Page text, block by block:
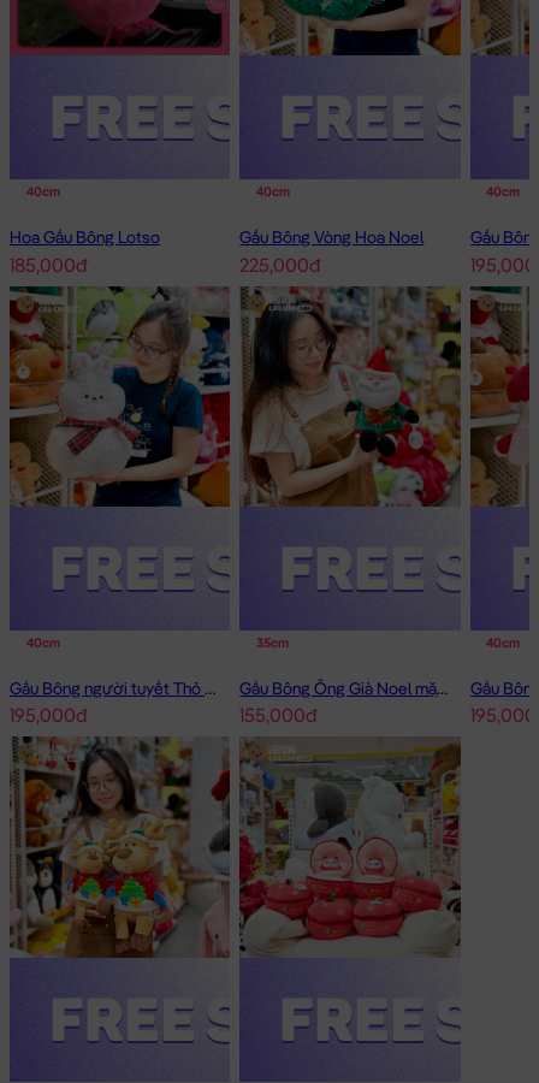
40cm
Hoa Gấu Bông Lotso
185,000đ
40cm
Gấu Bông Vòng Hoa Noel
225,000đ
40cm
40cm
Gấu Bông người tuyết Thỏ Bông Noel choàng khăn caro
195,000đ
35cm
Gấu Bông Ông Già Noel mặc áo thêu tuần lộc
155,000đ
40cm